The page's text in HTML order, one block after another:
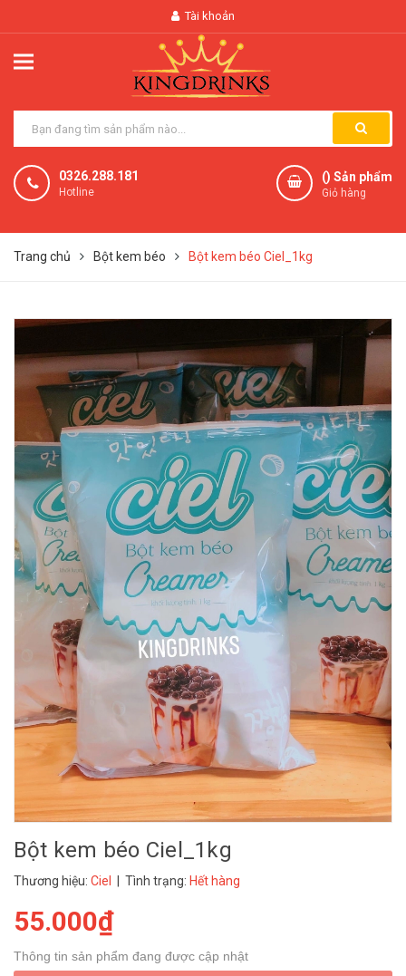
Tài khoản
0326.288.181
Hotline
() Sản phẩm
Giỏ hàng
Trang chủ Bột kem béo Bột kem béo Ciel_1kg
Bột kem béo Ciel_1kg
Thương hiệu: Ciel | Tình trạng: Hết hàng
55.000₫
Thông tin sản phẩm đang được cập nhật